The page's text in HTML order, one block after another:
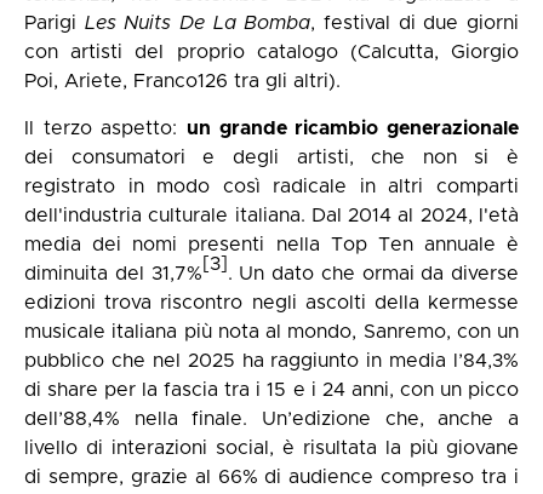
Parigi Les Nuits De La Bomba, festival di due giorni
con artisti del proprio catalogo (Calcutta, Giorgio
Poi, Ariete, Franco126 tra gli altri).
Il terzo aspetto: un grande ricambio generazionale
dei consumatori e degli artisti, che non si è
registrato in modo così radicale in altri comparti
dell'industria culturale italiana. Dal 2014 al 2024, l'età
media dei nomi presenti nella Top Ten annuale è
diminuita del 31,7% [3] . Un dato che ormai da diverse
edizioni trova riscontro negli ascolti della kermesse
musicale italiana più nota al mondo, Sanremo, con un
pubblico che nel 2025 ha raggiunto in media l’84,3%
di share per la fascia tra i 15 e i 24 anni, con un picco
dell’88,4% nella finale. Un’edizione che, anche a
livello di interazioni social, è risultata la più giovane
di sempre, grazie al 66% di audience compreso tra i